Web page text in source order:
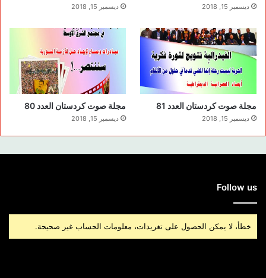
ديسمبر 15, 2018 ديسمبر 15, 2018
مجلة صوت كردستان العدد 81
ديسمبر 15, 2018
مجلة صوت كردستان العدد 80
ديسمبر 15, 2018
Follow us
خطأ، لا يمكن الحصول على تغريدات، معلومات الحساب غير صحيحة.